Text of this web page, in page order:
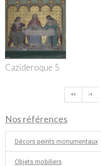
Cazideroque 5
Nos références
Décors peints monumentaux
Objets mobiliers